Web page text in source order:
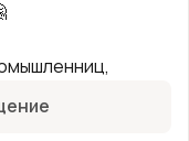
клиентов и
именно тебя!